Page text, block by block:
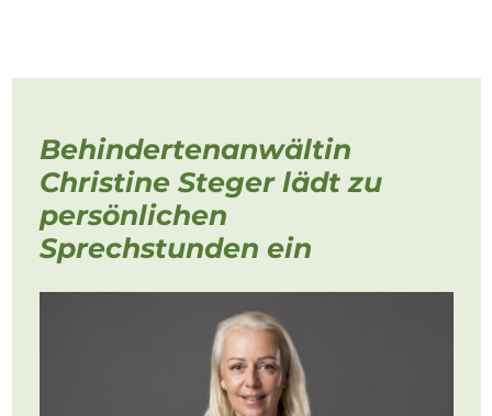
Behindertenanwältin
Christine Steger lädt zu
persönlichen
Sprechstunden ein